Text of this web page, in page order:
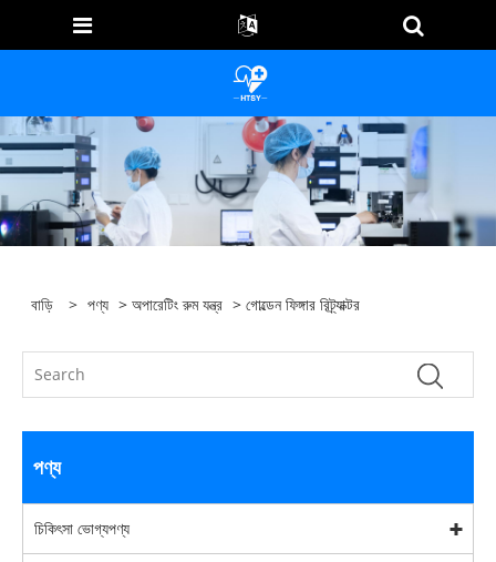
বাড়ি > পণ্য >অপারেটিং রুম যন্ত্র > গোল্ডেন ফিঙ্গার রিট্র্যাক্টর
পণ্য
চিকিৎসা ভোগ্যপণ্য